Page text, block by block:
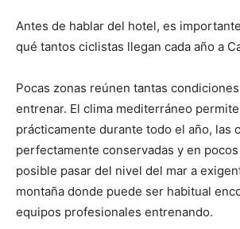
Antes de hablar del hotel, es
qué tantos ciclistas llegan cada año a
Pocas zonas reúnen tantas
entrenar. El clima mediterráneo
prácticamente durante todo el año, las
perfectamente conservadas y en
posible pasar del nivel del mar a
montaña donde puede ser habitual
equipos profesionales entrenando.